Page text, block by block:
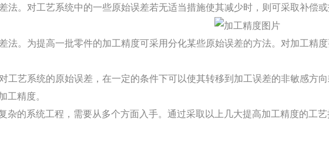
法。对工艺系统中的一些原始误差若无适当措施使其减少时，则可采取补偿
法。为提高一批零件的加工精度可采用分化某些原始误差的方法。对加工精
工艺系统的原始误差，在一定的条件下可以使其转移到加工误差的非敏感方
工精度。
的系统工程，需要从多个方面入手。通过采取以上几大提高加工精度的工